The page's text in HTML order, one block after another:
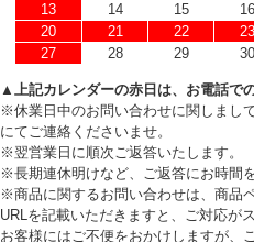
13
14 15 16
20
21 22 23
27
28 29 30
▲上記カレンダーの赤日は、お電話で
※休業日中のお問い合わせに関しまし
にてご連絡くださいませ。
※翌営業日に順次ご返答いたします。
※長期連休明けなど、ご返答にお時間
※商品に関するお問い合わせは、商品
URLを記載いただきますと、ご対応が
お客様にはご不便をおかけしますが、